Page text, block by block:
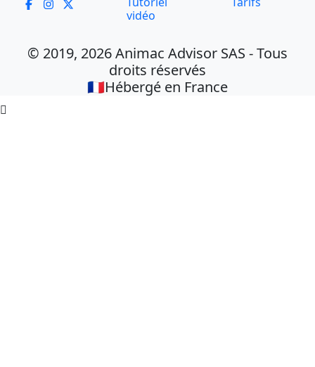
vidéo
© 2019, 2026 Animac Advisor SAS - Tous
droits réservés
🇫🇷Hébergé en France
